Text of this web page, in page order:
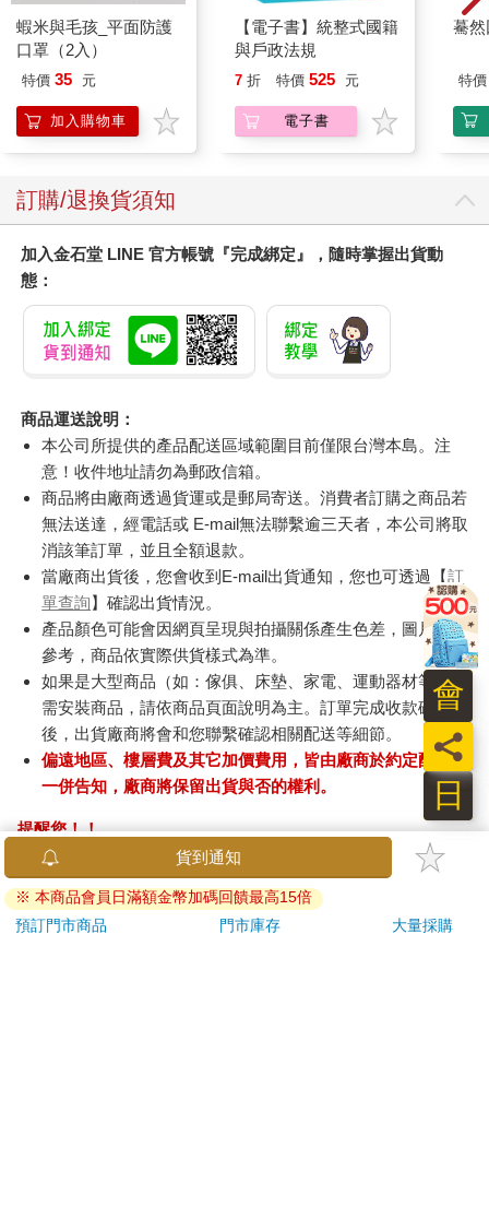
蝦米與毛孩_平面防護
口罩（2入）
特價 35 元
加入購物車
【電子書】統整式國籍
與戶政法規
7 折 特價 525 元
電子書
驀
特價
訂購/退換貨須知
加入金石堂 LINE 官方帳號『完成綁定』，隨時掌握出貨動
態：
商品運送說明：
本公司所提供的產品配送區域範圍目前僅限台灣本島。注
意！收件地址請勿為郵政信箱。
商品將由廠商透過貨運或是郵局寄送。消費者訂購之商品若
無法送達，經電話或 E-mail無法聯繫逾三天者，本公司將取
消該筆訂單，並且全額退款。
當廠商出貨後，您會收到E-mail出貨通知，您也可透過【訂
單查詢】確認出貨情況。
產品顏色可能會因網頁呈現與拍攝關係產生色差，圖片僅供
參考，商品依實際供貨樣式為準。
如果是大型商品（如：傢俱、床墊、家電、運動器材等）及
需安裝商品，請依商品頁面說明為主。訂單完成收款確認
後，出貨廠商將會和您聯繫確認相關配送等細節。
偏遠地區、樓層費及其它加價費用，皆由廠商於約定配送時
一併告知，廠商將保留出貨與否的權利。
提醒您！！
金石堂及銀行均不會請您操作ATM! 如接獲電話要求您前往
ATM提款機，請不要聽從指示，以免受騙上當！
退換貨須知：
日
員
會